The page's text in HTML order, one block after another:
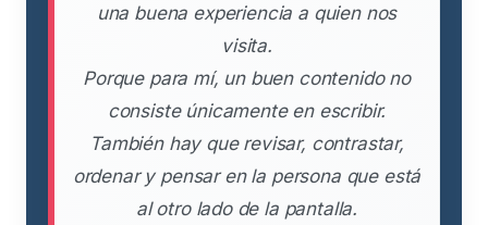
una buena experiencia a quien nos
visita.
Porque para mí, un buen contenido no
consiste únicamente en escribir.
También hay que revisar, contrastar,
ordenar y pensar en la persona que está
al otro lado de la pantalla.